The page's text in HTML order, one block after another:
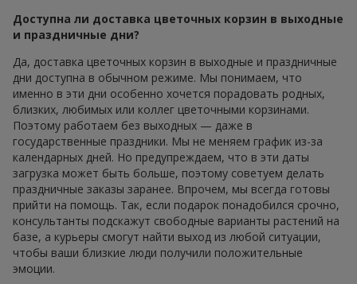
Доступна ли доставка цветочных корзин в выходные
и праздничные дни?
Да, доставка цветочных корзин в выходные и праздничные
дни доступна в обычном режиме. Мы понимаем, что
именно в эти дни особенно хочется порадовать родных,
близких, любимых или коллег цветочными корзинами.
Поэтому работаем без выходных — даже в
государственные праздники. Мы не меняем график из-за
календарных дней. Но предупреждаем, что в эти даты
загрузка может быть больше, поэтому советуем делать
праздничные заказы заранее. Впрочем, мы всегда готовы
прийти на помощь. Так, если подарок понадобился срочно,
консультанты подскажут свободные варианты растений на
базе, а курьеры смогут найти выход из любой ситуации,
чтобы ваши близкие люди получили положительные
эмоции.